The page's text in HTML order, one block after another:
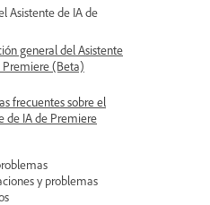
Asistente de IA de
general del Asistente
Premiere (Beta)
frecuentes sobre el
de IA de Premiere
y problemas